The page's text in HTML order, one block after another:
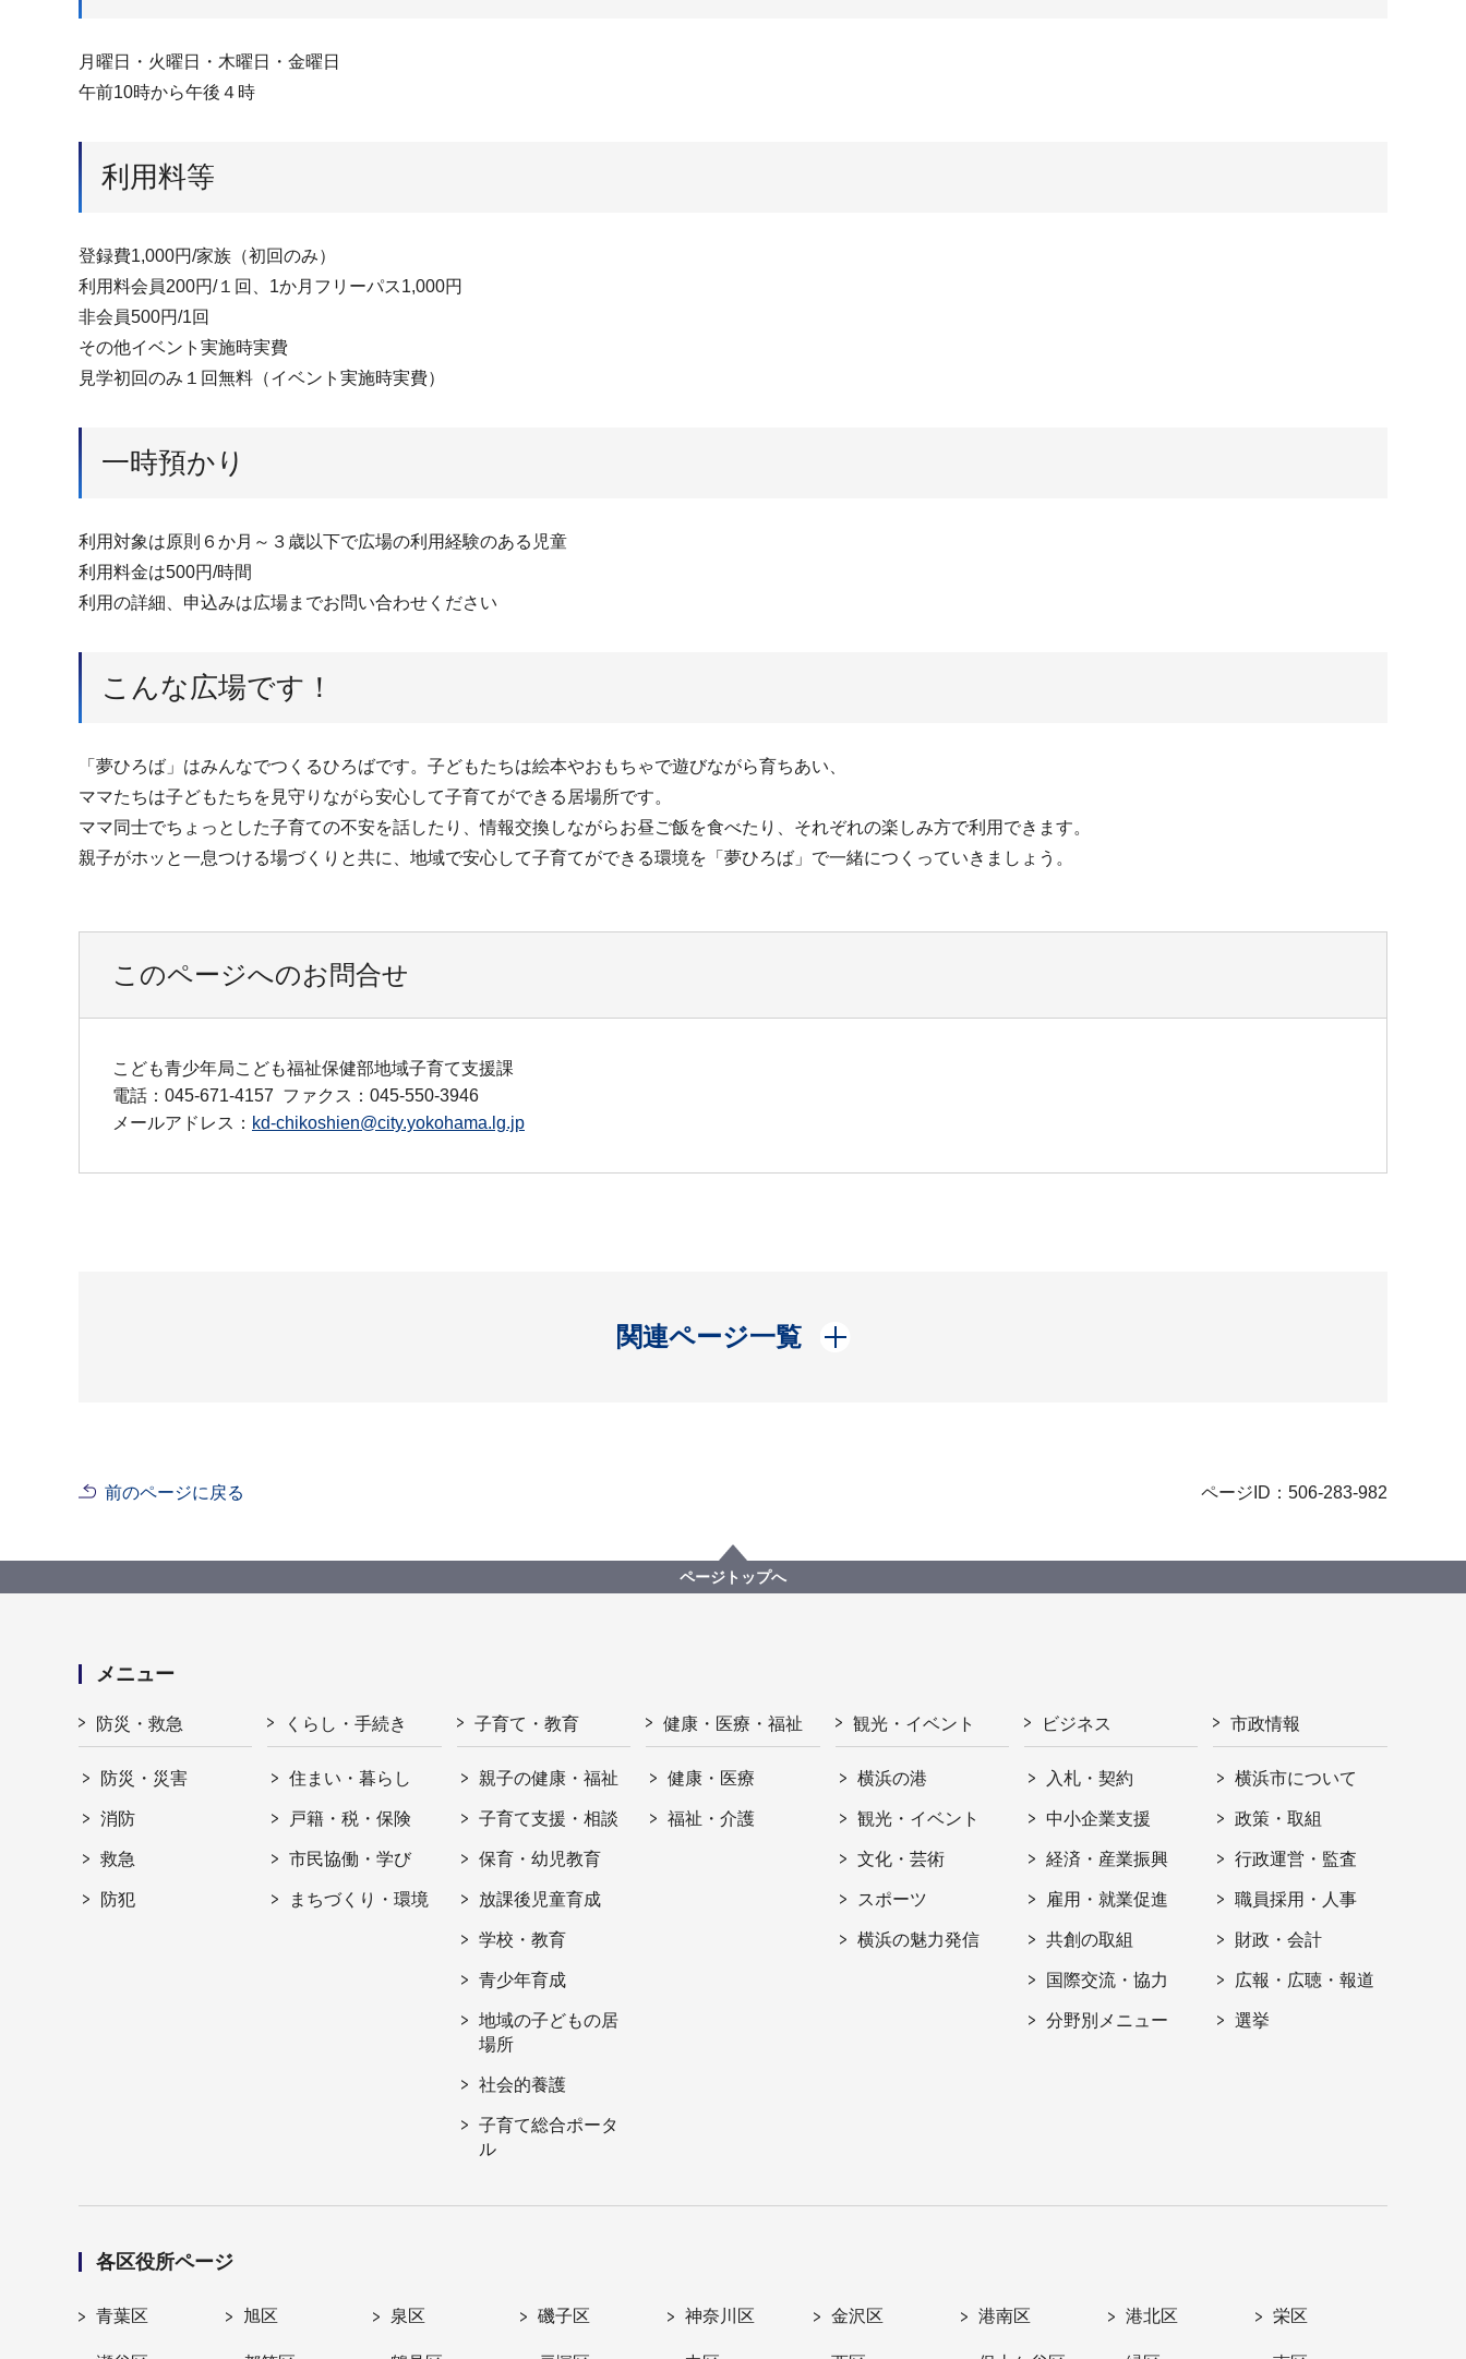
月曜日・火曜日・木曜日・金曜日
午前10時から午後４時
利用料等
登録費1,000円/家族（初回のみ）
利用料会員200円/１回、1か月フリーパス1,000円
非会員500円/1回
その他イベント実施時実費
見学初回のみ１回無料（イベント実施時実費）
一時預かり
利用対象は原則６か月～３歳以下で広場の利用経験のある児童
利用料金は500円/時間
利用の詳細、申込みは広場までお問い合わせください
こんな広場です！
「夢ひろば」はみんなでつくるひろばです。子どもたちは絵本やおもちゃで遊びながら育ちあい、
ママたちは子どもたちを見守りながら安心して子育てができる居場所です。
ママ同士でちょっとした子育ての不安を話したり、情報交換しながらお昼ご飯を食べたり、それぞれの楽しみ方で利用できます。
親子がホッと一息つける場づくりと共に、地域で安心して子育てができる環境を「夢ひろば」で一緒につくっていきましょう。
このページへのお問合せ
こども青少年局こども福祉保健部地域子育て支援課
電話：045-671-4157 ファクス：045-550-3946
メールアドレス： kd-chikoshien@city.yokohama.lg.jp
関連ページ一覧
開く
前のページに戻る ページID：506-283-982
ページトップへ
メニュー
防災・救急
防災・災害
消防
救急
防犯
くらし・手続き
住まい・暮らし
戸籍・税・保険
市民協働・学び
まちづくり・環境
子育て・教育
親子の健康・福祉
子育て支援・相談
保育・幼児教育
放課後児童育成
学校・教育
青少年育成
地域の子どもの居
場所
社会的養護
子育て総合ポータ
ル
健康・医療・福祉
健康・医療
福祉・介護
観光・イベント
横浜の港
観光・イベント
文化・芸術
スポーツ
横浜の魅力発信
ビジネス
入札・契約
中小企業支援
経済・産業振興
雇用・就業促進
共創の取組
国際交流・協力
分野別メニュー
市政情報
横浜市について
政策・取組
行政運営・監査
職員採用・人事
財政・会計
広報・広聴・報道
選挙
各区役所ページ
青葉区 旭区 泉区 磯子区 神奈川区 金沢区 港南区 港北区 栄区